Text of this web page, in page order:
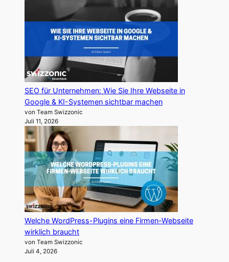
SEO für Unternehmen: Wie Sie Ihre Webseite in
Google & KI-Systemen sichtbar machen
von Team Swizzonic
Juli 11, 2026
Welche WordPress-Plugins eine Firmen-Webseite
wirklich braucht
von Team Swizzonic
Juli 4, 2026